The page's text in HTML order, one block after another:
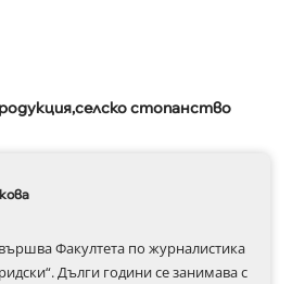
селско стопанство
Факултета по журналистика
Дълги години се занимава с